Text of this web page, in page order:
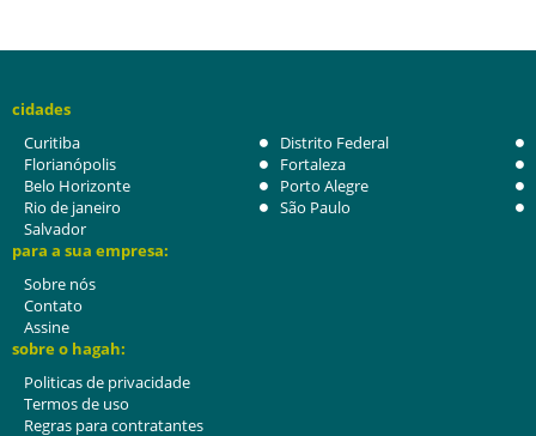
cidades
Curitiba
Distrito Federal
Florianópolis
Fortaleza
Belo Horizonte
Porto Alegre
Rio de janeiro
São Paulo
Salvador
para a sua empresa:
Sobre nós
Contato
Assine
sobre o hagah:
Politicas de privacidade
Termos de uso
Regras para contratantes